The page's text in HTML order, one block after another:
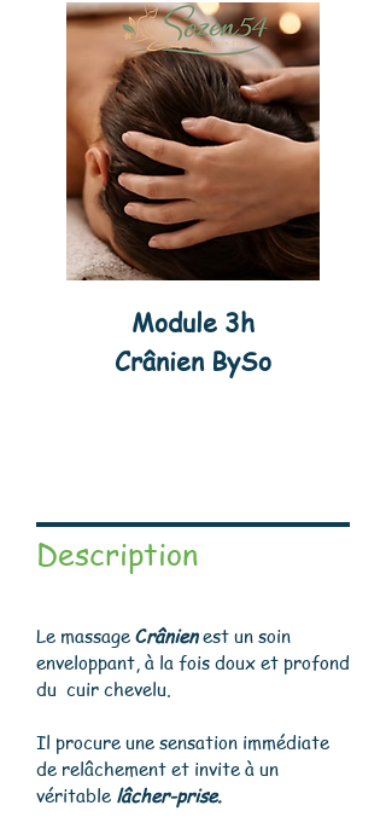
Module 3h
Crânien BySo
Description​
Le massage Crânienest un soin
enveloppant, à la fois doux et profond
du cuir chevelu.
Il procure une sensation immédiate
de relâchement et invite à un
véritable lâcher-prise.